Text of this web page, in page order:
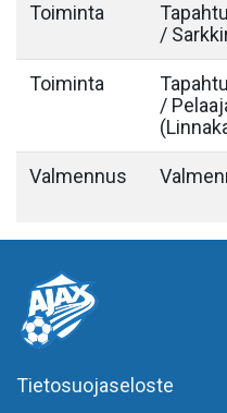
Toiminta
/
Toiminta
/
Valmennus
Tietosuojaseloste